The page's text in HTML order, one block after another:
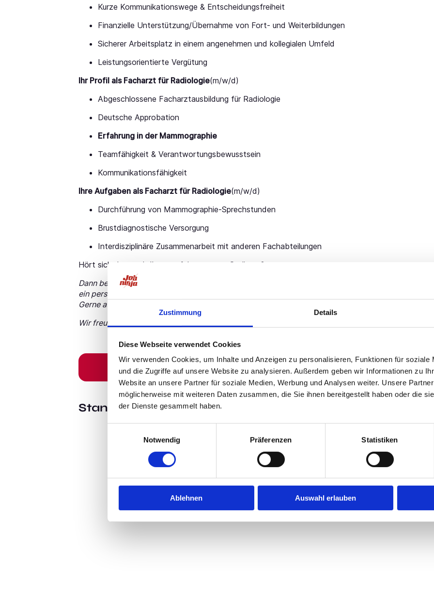
Zustimmung Details
Diese Webseite verwendet Cookies
Wir verwenden Cookies, um Inhalte und Anzeigen zu personalisieren, Funktionen für soziale
und die Zugriffe auf unsere Website zu analysieren. Außerdem geben wir Informationen zu
Website an unsere Partner für soziale Medien, Werbung und Analysen weiter. Unsere
möglicherweise mit weiteren Daten zusammen, die Sie ihnen bereitgestellt haben oder die
der Dienste gesammelt haben.
Notwendig
Präferenzen Statistiken
Ablehnen Auswahl erlauben
Kurze Kommunikationswege & Entscheidungsfreiheit
Finanzielle Unterstützung/Übernahme von Fort- und Weiterbildungen
Sicherer Arbeitsplatz in einem angenehmen und kollegialen Umfeld
Leistungsorientierte Vergütung
Ihr Profil als Facharzt für Radiologie(m/w/d)
Abgeschlossene Facharztausbildung für Radiologie
Deutsche Approbation
Erfahrung in der Mammographie
Teamfähigkeit & Verantwortungsbewusstsein
Kommunikationsfähigkeit
Ihre Aufgaben als Facharzt für Radiologie(m/w/d)
Durchführung von Mammographie-Sprechstunden
Brustdiagnostische Versorgung
Interdisziplinäre Zusammenarbeit mit anderen Fachabteilungen
Hört sich das nach Ihrer perfekten neuen Stelle an?
Dann bewerben Sie sich jetzt direkt über das Kontaktformular, per E-Mail (
ein persönliches Gespräch mit Ihrer spezialisierten Beraterin für die Radiologie, Nuklearmedizin &
Gerne auch per WhatsApp unter der
Wir freuen uns auf Ihre Nachricht!
Jetzt schnell bewerben
Standort:Köln